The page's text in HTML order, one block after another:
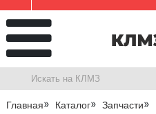
Главная Каталог Запчасти